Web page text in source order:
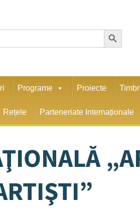
Search Button
Programe Proiecte
Rețele Parteneriate Internaționale